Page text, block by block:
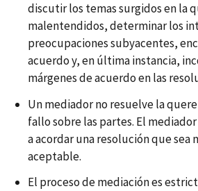
discutir los temas surgidos en la
malentendidos, determinar los
preocupaciones subyacentes,
acuerdo y, en última instancia,
márgenes de acuerdo en las
Un mediador no resuelve la
fallo sobre las partes. El
a acordar una resolución que
aceptable.
El proceso de mediación es